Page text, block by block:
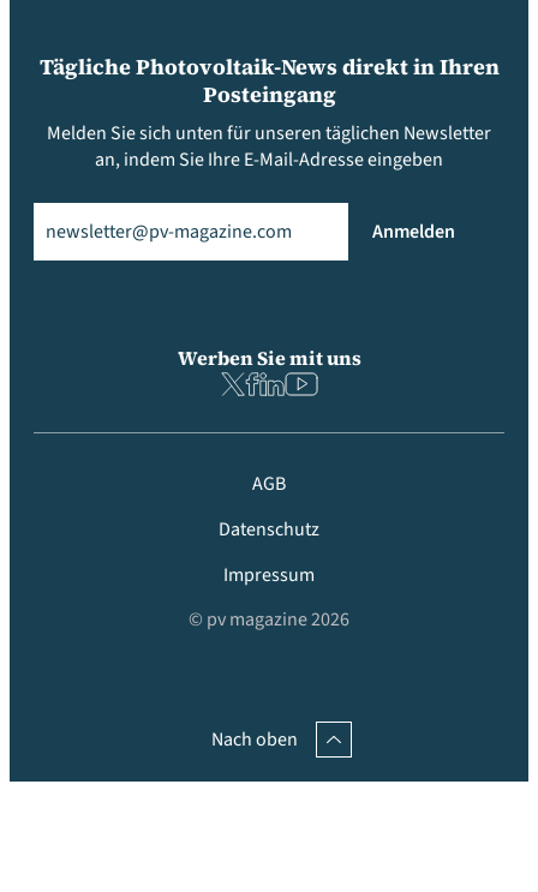
Tägliche Photovoltaik-News direkt in Ihren
Posteingang
Melden Sie sich unten für unseren täglichen Newsletter
an, indem Sie Ihre E-Mail-Adresse eingeben
Anmelden
Werben Sie mit uns
AGB
Datenschutz
Impressum
© pv magazine 2026
Nach oben